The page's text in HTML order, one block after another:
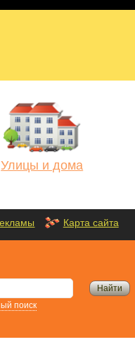
Улицы и дома
Карта сайта
поиск